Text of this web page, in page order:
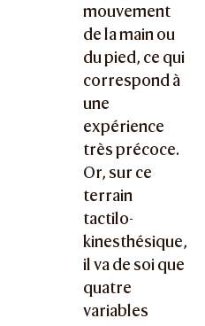
mouvement
de la main ou
du pied, ce qui
correspond à
une
expérience
très précoce.
Or, sur ce
terrain
tactilo-
kinesthésique,
il va de soi que
quatre
variables